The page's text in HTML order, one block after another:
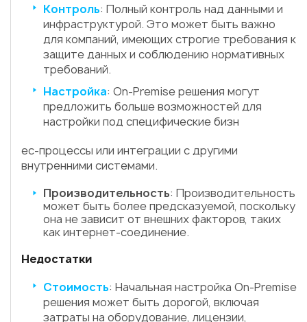
Контроль: Полный контроль над данными и
инфраструктурой. Это может быть важно
для компаний, имеющих строгие требования к
защите данных и соблюдению нормативных
требований.
Настройка: On-Premise решения могут
предложить больше возможностей для
настройки под специфические бизн
ес-процессы или интеграции с другими
внутренними системами.
Производительность: Производительность
может быть более предсказуемой, поскольку
она не зависит от внешних факторов, таких
как интернет-соединение.
Недостатки
Стоимость: Начальная настройка On-Premise
решения может быть дорогой, включая
затраты на оборудование, лицензии,